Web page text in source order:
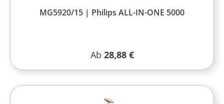
MG5920/15 | Philips ALL-IN-ONE 5000
Regulärer Preis:
Ab 28,88 €